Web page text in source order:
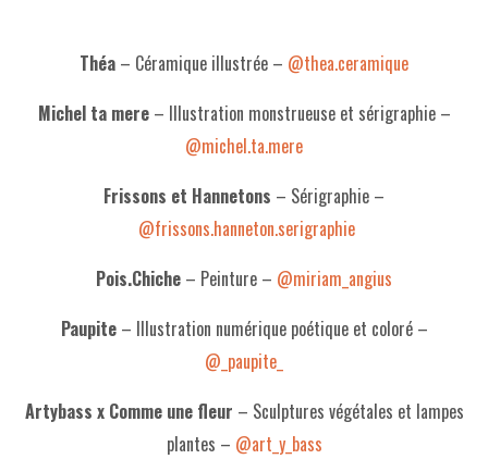
Théa – Céramique illustrée – @thea.ceramique
Michel ta mere– Illustration monstrueuse et sérigraphie –
@michel.ta.mere
Frissons et Hannetons – Sérigraphie –
@frissons.hanneton.serigraphie
Pois.Chiche – Peinture – @miriam_angius
Paupite– Illustration numérique poétique et coloré –
@_paupite_
Artybass x Comme une fleur – Sculptures végétales et lampes
plantes – @art_y_bass